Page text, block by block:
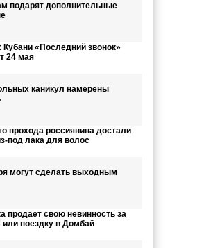
подарят дополнительные
Кубани «Последний звонок»
24 мая
каникул намерены
прохода россиянина достали
под лака для волос
могут сделать выходным
продает свою невинность за
или поездку в Домбай